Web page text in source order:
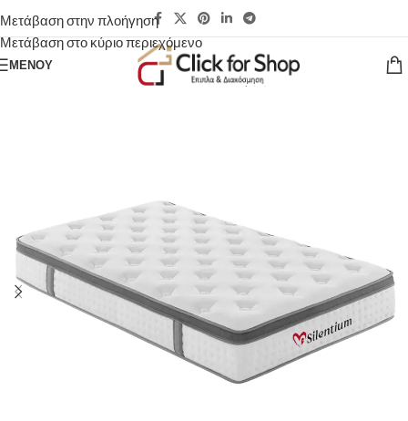
Μετάβαση στην πλοήγηση
Μετάβαση στο κύριο περιεχόμενο
ΜΕΝΟΎ